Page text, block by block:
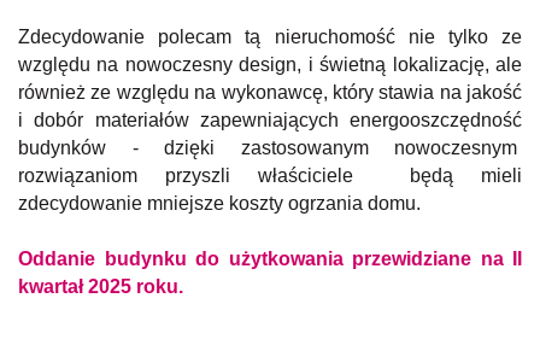
Zdecydowanie polecam tą nieruchomość nie tylko ze
względu na nowoczesny design, i świetną lokalizację, ale
również ze względu na wykonawcę, który stawia na jakość
i dobór materiałów zapewniających energooszczędność
budynków - dzięki zastosowanym nowoczesnym
rozwiązaniom przyszli właściciele będą mieli
zdecydowanie mniejsze koszty ogrzania domu.
Oddanie budynku do użytkowania przewidziane na II
kwartał 2025 roku.